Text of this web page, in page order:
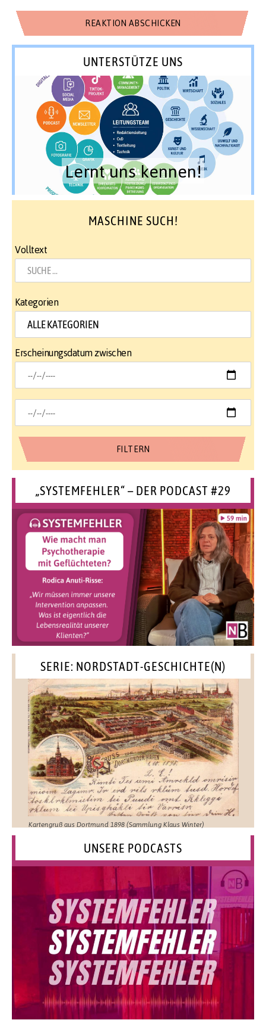
UNTERSTÜTZE UNS
Lernt uns kennen!
MASCHINE SUCH!
Volltext
Kategorien
Erscheinungsdatum zwischen
„SYSTEMFEHLER“ – DER PODCAST #29
SERIE: NORDSTADT-GESCHICHTE(N)
Kartengruß aus Dortmund 1898 (Sammlung Klaus Winter)
UNSERE PODCASTS